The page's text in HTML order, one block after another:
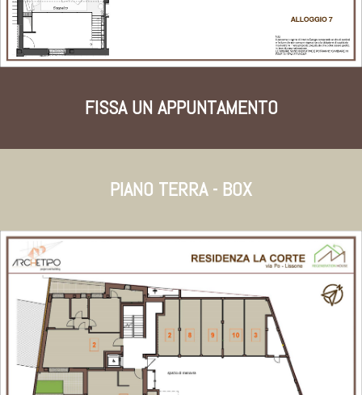
FISSA UN APPUNTAMENTO
PIANO TERRA - BOX